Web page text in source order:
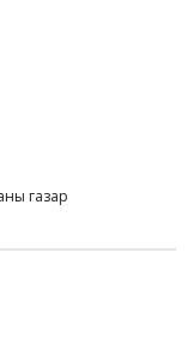
газар